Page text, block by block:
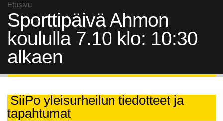
Etusivu
Sporttipäivä Ahmon
koululla 7.10 klo: 10:30
alkaen
SiiPo yleisurheilun tiedotteet ja
tapahtumat